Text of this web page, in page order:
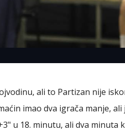
ali to Partizan nije
imao dva igrača manje, ali
u 18. minutu, ali dva minuta